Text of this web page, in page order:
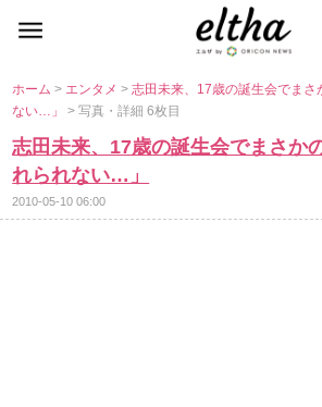
ホーム> エンタメ>志田未来、17歳の誕生会でま
ない…」> 写真・詳細 6枚目
志田未来、17歳の誕生会でまさか
れられない…」
2010-05-10 06:00